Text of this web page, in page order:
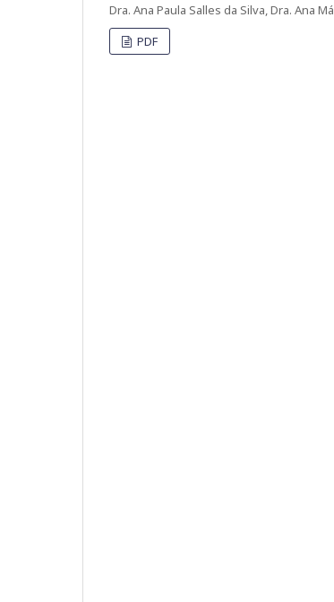
Dra. Ana Paula Salles da Silva, Dra. Ana
PDF